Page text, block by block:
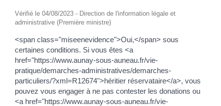
Vérifié le 04/08/2023 - Direction de l'information légale et
administrative (Première ministre)
<span class="miseenevidence">Oui,</span> sous
certaines conditions. Si vous êtes <a
href="https://www.aunay-sous-auneau.fr/vie-
pratique/demarches-administratives/demarches-
particuliers/?xml=R12674">héritier réservataire</a>, vous
pouvez vous engager à ne pas contester les donations ou
<a href="https://www.aunay-sous-auneau.fr/vie-